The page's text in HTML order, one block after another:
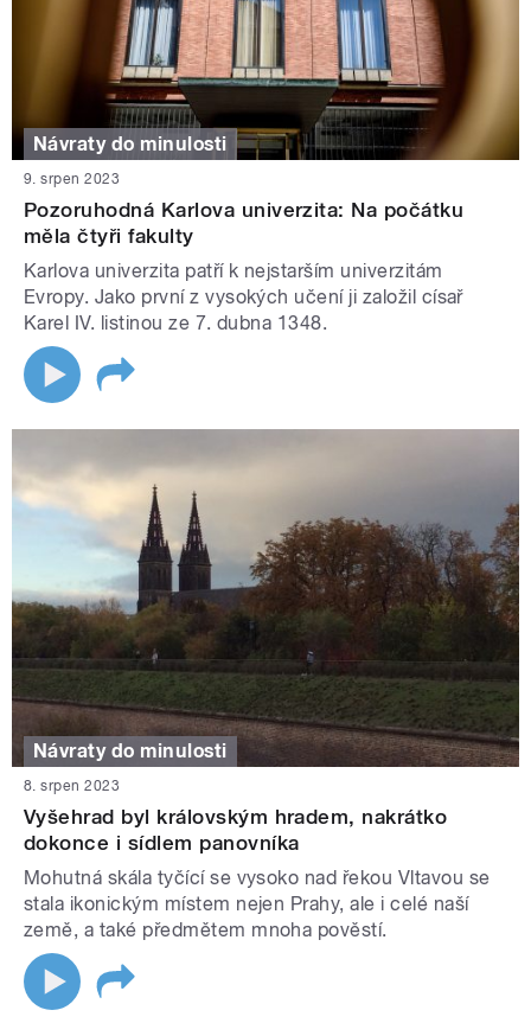
Návraty do minulosti
9. srpen 2023
Pozoruhodná Karlova univerzita: Na počátku
měla čtyři fakulty
Karlova univerzita patří k nejstarším univerzitám
Evropy. Jako první z vysokých učení ji založil císař
Karel IV. listinou ze 7. dubna 1348.
Návraty do minulosti
8. srpen 2023
Vyšehrad byl královským hradem, nakrátko
dokonce i sídlem panovníka
Mohutná skála tyčící se vysoko nad řekou Vltavou se
stala ikonickým místem nejen Prahy, ale i celé naší
země, a také předmětem mnoha pověstí.